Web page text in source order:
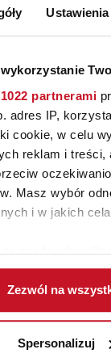
partnerami
adres IP,
cookie, w celu
reklam i treści,
Masz wybór
i w jakich
zgodę,
dane dotyczące
z dokładnością
Twoje
czyli wirtualny
Zezwól na
Spersonalizuj
BARAUSSE
O CENĘ W